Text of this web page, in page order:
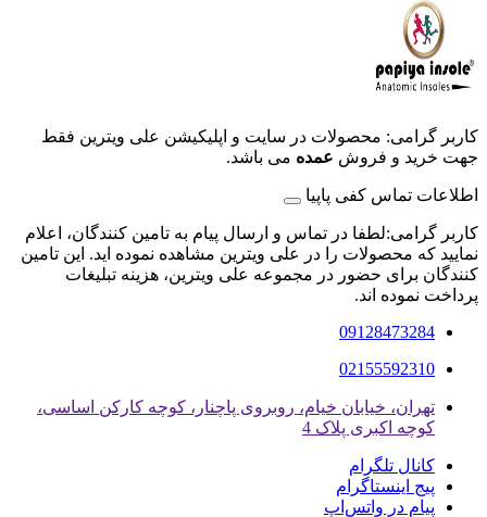
کاربر گرامی: محصولات در سایت و اپلیکیشن علی ویترین فقط
جهت خرید و فروش عمده می باشد.
اطلاعات تماس کفی پاپیا
کاربر گرامی:لطفا در تماس و ارسال پیام به تامین کنندگان، اعلام
نمایید که محصولات را در علی ویترین مشاهده نموده اید. این تامین
کنندگان برای حضور در مجموعه علی ویترین، هزینه تبلیغات
پرداخت نموده اند.
09128473284
02155592310
تهران، خیابان خیام، روبروی پاچنار، کوچه کارکن اساسی،
کوچه اکبری پلاک 4
کانال تلگرام
پیج اینستاگرام
پیام در واتس‌اپ